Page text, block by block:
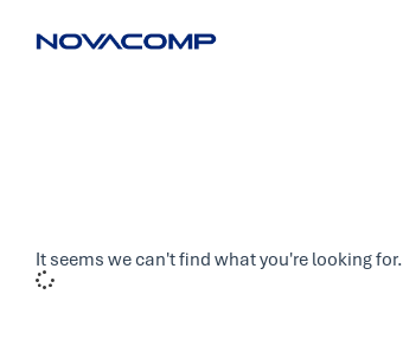
It seems we can't find what you're looking for.